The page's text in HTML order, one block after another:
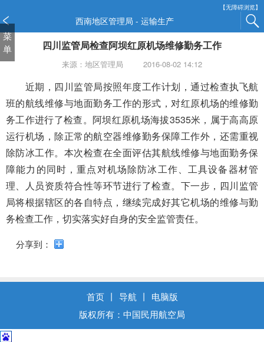
【无障碍浏览】
西南地区管理局 - 运输生产
菜
单
四川监管局检查阿坝红原机场维修勤务工作
来源：地区管理局 2016-08-02 14:12
近期，四川监管局按照年度工作计划，通过检查执飞航
班的航线维修与地面勤务工作的形式，对红原机场的维修勤
务工作进行了检查。阿坝红原机场海拔3535米，属于高高原
运行机场，除正常的航空器维修勤务保障工作外，还需重视
除防冰工作。本次检查在全面评估其航线维修与地面勤务保
障能力的同时，重点对机场除防冰工作、工具设备器材管
理、人员资质符合性等环节进行了检查。下一步，四川监管
局将根据辖区的各自特点，继续完成好其它机场的维修与勤
务检查工作，切实落实好自身的安全监管责任。
分享到：
首页 丨 导航 丨
电脑版
版权所有：中国民用航空局
窗
口
打
碍
说
明
页
面,
按
Alt
加
波
浪
键